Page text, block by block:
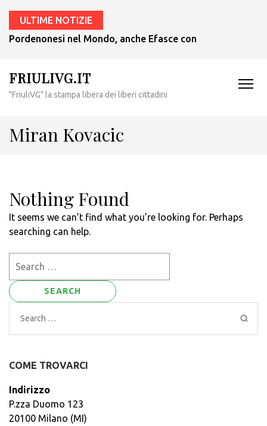
ULTIME NOTIZIE
Pordenonesi nel Mondo, anche Efasce con il presidente
FRIULIVG.IT
"FriuliVG" la stampa libera dei liberi cittadini
Miran Kovacic
Nothing Found
It seems we can’t find what you’re looking for. Perhaps
searching can help.
Search
for:
COME TROVARCI
Indirizzo
P.zza Duomo 123
20100 Milano (MI)